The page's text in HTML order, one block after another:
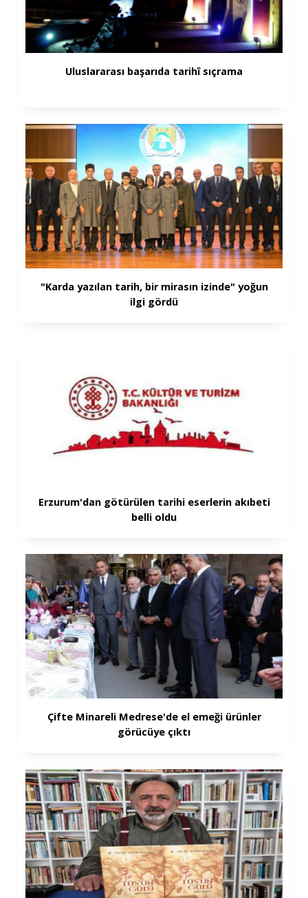
Uluslararası başarıda tarihî sıçrama
"Karda yazılan tarih, bir mirasın izinde" yoğun
ilgi gördü
Erzurum'dan götürülen tarihi eserlerin akıbeti
belli oldu
Çifte Minareli Medrese'de el emeği ürünler
görücüye çıktı